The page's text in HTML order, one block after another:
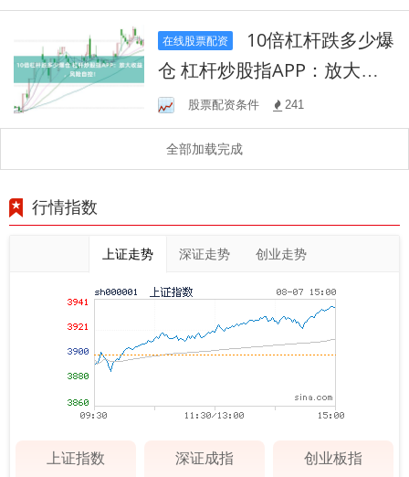
在线股票配资
仓 杠杆炒股指APP：放大收
益，风险自控！
股票配资条件 241
全部加载完成
行情指数
上证走势 深证走势 创业走势
上证指数 深证成指 创业板指